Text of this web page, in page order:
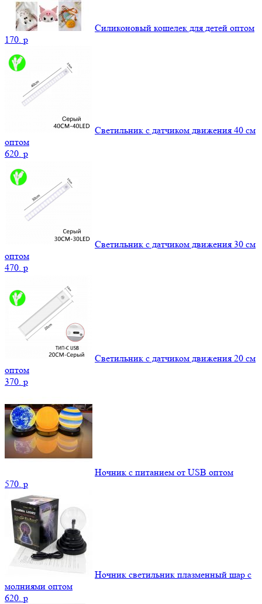
Силиконовый кошелек для детей оптом
170. p
Светильник с датчиком движения 40 см
оптом
620. p
Светильник с датчиком движения 30 см
оптом
470. p
Светильник с датчиком движения 20 см
оптом
370. p
Ночник с питанием от USB оптом
570. p
Ночник светильник плазменный шар с
молниями оптом
620. p